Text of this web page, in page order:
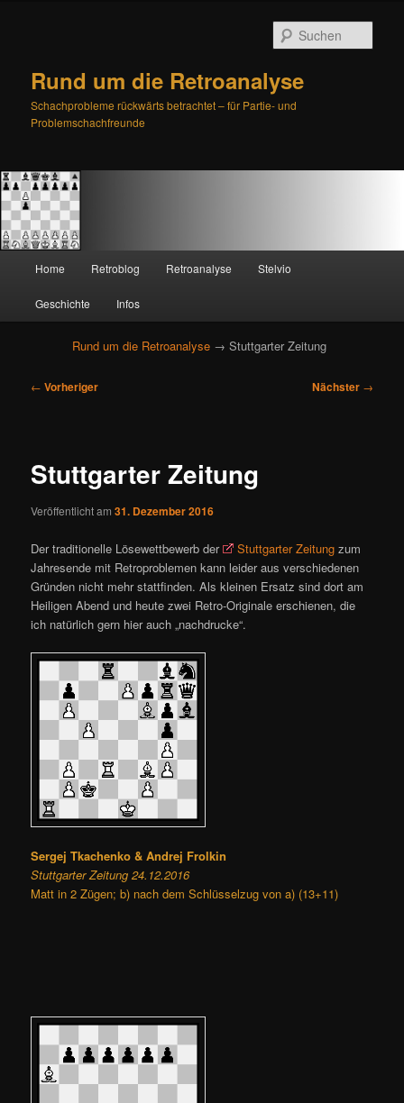
Rund um die Retroanalyse
Schachprobleme rückwärts betrachtet – für Partie- und
Problemschachfreunde
Zum
primären
Inhalt
springen
Zum
sekundären
Inhalt
springen
Home Retroblog Retroanalyse Stelvio
Geschichte Infos
Rund um die Retroanalyse → Stuttgarter Zeitung
B
a
s
a
v
i
g
a
t
← Vorheriger Nächster →
Stuttgarter Zeitung
Veröffentlicht am31. Dezember 2016
Der traditionelle Lösewettbewerb der Stuttgarter Zeitung zum
Jahresende mit Retroproblemen kann leider aus verschiedenen
Gründen nicht mehr stattfinden. Als kleinen Ersatz sind dort am
Heiligen Abend und heute zwei Retro-Originale erschienen, die
ich natürlich gern hier auch „nachdrucke“.
Sergej Tkachenko & Andrej Frolkin
Stuttgarter Zeitung 24.12.2016
Matt in 2 Zügen; b) nach dem Schlüsselzug von a) (13+11)